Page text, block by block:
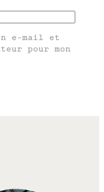
e-mail et
pour mon